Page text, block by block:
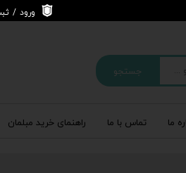
جستجو
ورود /
خروج
ما تماس با ما راهنمای خرید مبلمان